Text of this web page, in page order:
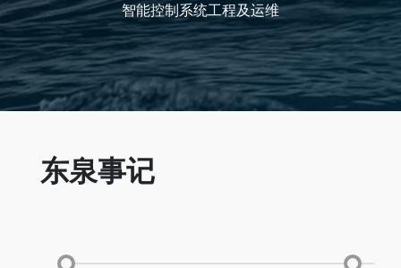
智能控制系统工程及运维
东泉事记